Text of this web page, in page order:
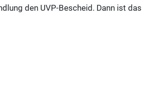
den UVP-Bescheid. Dann ist das